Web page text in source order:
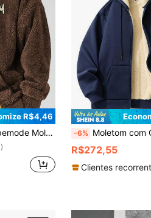
R$4,46
Moletom Sherpa Masculino, Moletom Cobertor, Para Outono e Inverno, Top de Manga Longa -6% Moletom com Capuz Plus Size, Moletom com Forro Térmico Sherpa
R$272,55
Clientes